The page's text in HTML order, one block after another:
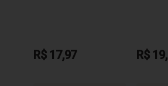
R$ 17,97 R$